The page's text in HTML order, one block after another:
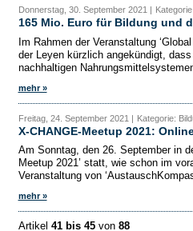
Donnerstag, 30. September 2021 |
165 Mio. Euro für Bildung und
Im Rahmen der Veranstaltung
der Leyen kürzlich angekündigt,
nachhaltigen
mehr »
Freitag, 24. September 2021 | Kategorie:
X-CHANGE-Meetup 2021:
Am Sonntag, den 26. September in
Meetup 2021’ statt, wie schon im
Veranstaltung von
mehr »
Artikel 41 bis 45von 88